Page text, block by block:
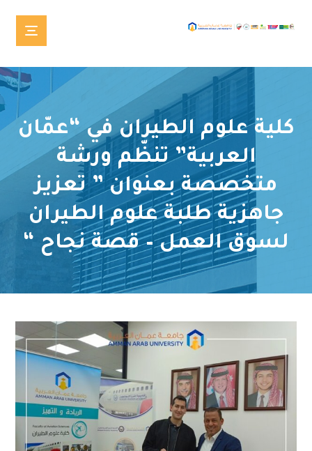
كلية علوم الطيران في “عمّان
العربية” تنظّم ورشة
متخصصة بعنوان ” تعزيز
جاهزية طلبة علوم الطيران
لسوق العمل – قصة نجاح “